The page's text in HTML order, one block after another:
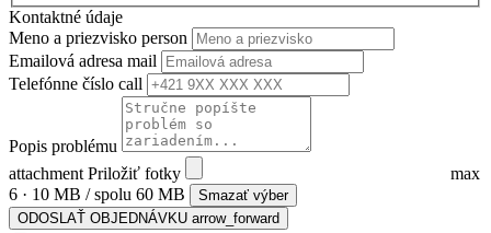
Kontaktné údaje
Meno a priezvisko person
Emailová adresa mail
Telefónne číslo call
Popis problému
attachment Priložiť fotky
max
6 · 10 MB / spolu 60 MB
Smazať výber
ODOSLAŤ OBJEDNÁVKU arrow_forward